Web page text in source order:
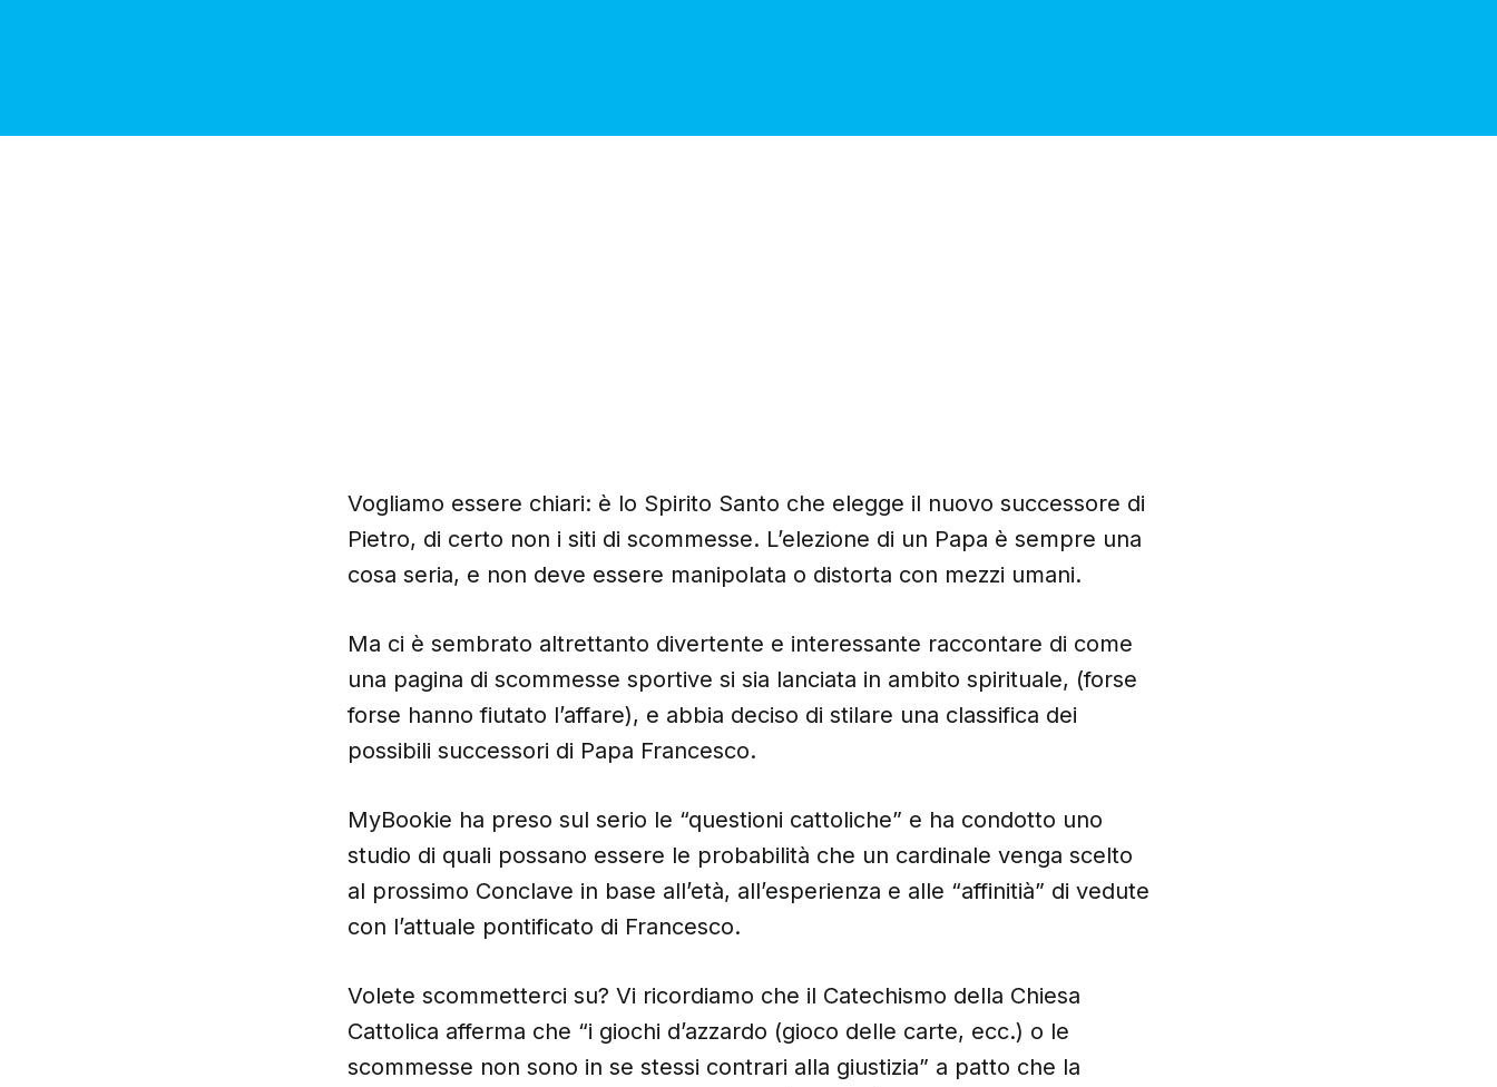
Vogliamo essere chiari: è lo Spirito Santo che elegge il nuovo successore di
Pietro, di certo non i siti di scommesse. L’elezione di un Papa è sempre una
cosa seria, e non deve essere manipolata o distorta con mezzi umani.
Ma ci è sembrato altrettanto divertente e interessante raccontare di come
una pagina di scommesse sportive si sia lanciata in ambito spirituale, (forse
forse hanno fiutato l’affare), e abbia deciso di stilare una classifica dei
possibili successori di Papa Francesco.
MyBookie ha preso sul serio le “questioni cattoliche” e ha condotto uno
studio di quali possano essere le probabilità che un cardinale venga scelto
al prossimo Conclave in base all’età, all’esperienza e alle “affinitià” di vedute
con l’attuale pontificato di Francesco.
Volete scommetterci su? Vi ricordiamo che il Catechismo della Chiesa
Cattolica afferma che “i giochi d’azzardo (gioco delle carte, ecc.) o le
scommesse non sono in se stessi contrari alla giustizia” a patto che la